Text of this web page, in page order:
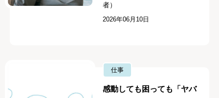
者）
2026年06月10日
仕事
感動しても困っても「ヤバ